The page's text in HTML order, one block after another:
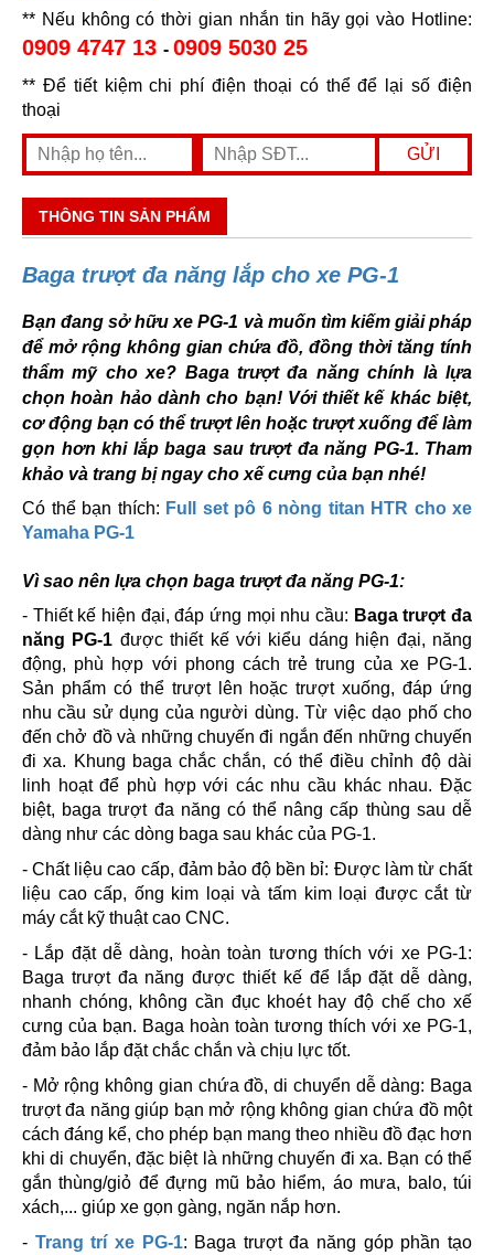
** Nếu không có thời gian nhắn tin hãy gọi vào Hotline:
0909 4747 13 - 0909 5030 25
** Để tiết kiệm chi phí điện thoại có thể để lại số điện
thoại
THÔNG TIN SẢN PHẨM
Baga trượt đa năng lắp cho xe PG-1
Bạn đang sở hữu xe PG-1 và muốn tìm kiếm giải pháp
để mở rộng không gian chứa đồ, đồng thời tăng tính
thẩm mỹ cho xe? Baga trượt đa năng chính là lựa
chọn hoàn hảo dành cho bạn! Với thiết kế khác biệt,
cơ động bạn có thể trượt lên hoặc trượt xuống để làm
gọn hơn khi lắp baga sau trượt đa năng PG-1. Tham
khảo và trang bị ngay cho xế cưng của bạn nhé!
Có thể bạn thích: Full set pô 6 nòng titan HTR cho xe
Yamaha PG-1
Vì sao nên lựa chọn baga trượt đa năng PG-1:
- Thiết kế hiện đại, đáp ứng mọi nhu cầu: Baga trượt đa
năng PG-1 được thiết kế với kiểu dáng hiện đại, năng
động, phù hợp với phong cách trẻ trung của xe PG-1.
Sản phẩm có thể trượt lên hoặc trượt xuống, đáp ứng
nhu cầu sử dụng của người dùng. Từ việc dạo phố cho
đến chở đồ và những chuyến đi ngắn đến những chuyến
đi xa. Khung baga chắc chắn, có thể điều chỉnh độ dài
linh hoạt để phù hợp với các nhu cầu khác nhau. Đặc
biệt, baga trượt đa năng có thể nâng cấp thùng sau dễ
dàng như các dòng baga sau khác của PG-1.
- Chất liệu cao cấp, đảm bảo độ bền bỉ: Được làm từ chất
liệu cao cấp, ống kim loại và tấm kim loại được cắt từ
máy cắt kỹ thuật cao CNC.
- Lắp đặt dễ dàng, hoàn toàn tương thích với xe PG-1:
Baga trượt đa năng được thiết kế để lắp đặt dễ dàng,
nhanh chóng, không cần đục khoét hay độ chế cho xế
cưng của bạn. Baga hoàn toàn tương thích với xe PG-1,
đảm bảo lắp đặt chắc chắn và chịu lực tốt.
- Mở rộng không gian chứa đồ, di chuyển dễ dàng: Baga
trượt đa năng giúp bạn mở rộng không gian chứa đồ một
cách đáng kể, cho phép bạn mang theo nhiều đồ đạc hơn
khi di chuyển, đặc biệt là những chuyến đi xa. Bạn có thể
gắn thùng/giỏ để đựng mũ bảo hiểm, áo mưa, balo, túi
xách,... giúp xe gọn gàng, ngăn nắp hơn.
- Trang trí xe PG-1: Baga trượt đa năng góp phần tạo